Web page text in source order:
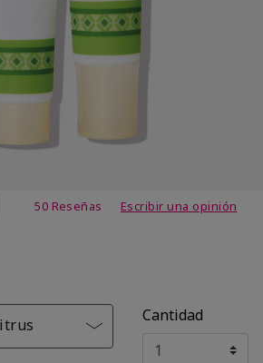
de 4,7 de 5
50 Reseñas Escribir una opinión
Cantidad